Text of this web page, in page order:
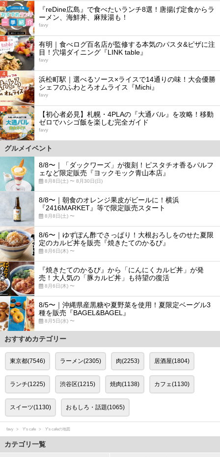
2
『reDine広島』で食べたいランチ8選！唐揚げ定食からラ
ーメン、海鮮丼、麻辣湯も！
favy
3
有明｜食べログ百名店が監修する本気のパスタ&ピザに注
目！穴場ダイニング『LINK table』
favy
4
浜松町駅｜選べるソース×ライスで14通りの味！大会優勝
シェフのふわとろオムライス『Michi』
favy
5
【初心者必見】札幌・4PLAの『大通バル』を攻略！移動
ゼロでハシゴ飯を楽しむ完全ガイド
favy
グルメイベント
8/8〜｜「ダックワーズ」が復刻！ピスタチオ香るパルフ
ェなど限定販売『ヨックモック青山本店』
8月8日(土) 〜 8月30日(日)
8/8〜｜朝食のオレンジ果皮がビールに！横浜
『2416MARKET』等で限定販売スタート
8月8日(土) 〜
8/6〜｜ゆずぽん酢でさっぱり！大根おろしをのせた夏限
定のカルビ丼を販売『焼きたてのかるび』
8月6日(木) 〜
『焼きたてのかるび』から「にんにくカルビ丼」が発
売！大人気の「豚カルビ丼」も待望の復活
8月6日(木) 〜
8/5〜｜沖縄県産黒糖や夏野菜を使用！夏限定ベーグル3
種を販売『BAGEL&BAGEL』
8月5日(水) 〜
おすすめカテゴリー
東京都(7546) ラーメン(2305) 肉(2253) 居酒屋(1804)
ランチ(1225) 渋谷区(1215) 焼肉(1138) カフェ(1130)
スイーツ(1130) おもしろ・話題(1065)
favy Y's cafe Y's cafeの地図
カテゴリ一覧